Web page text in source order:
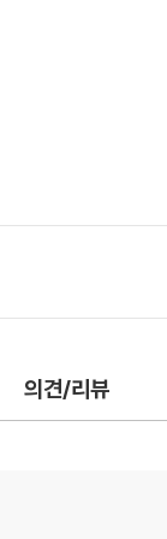
의견/리뷰